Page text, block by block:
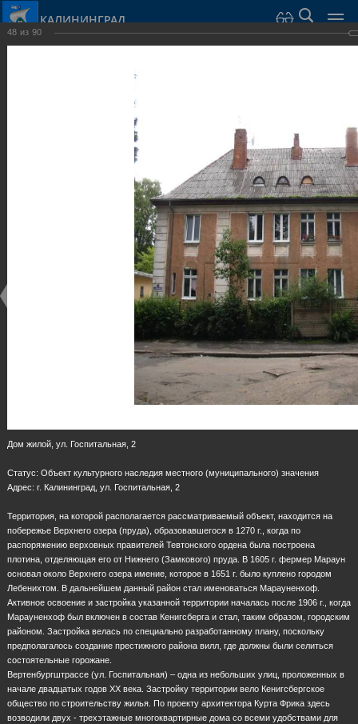
КАЛИНИНГРАД
Достопримечательности
48 из 90
Дом жилой, ул. Госпитальная, 2
Статус: Объект культурного наследия местного (муниципального) значения
Адрес: г. Калининград, ул. Госпитальная, 2
Территория, на которой располагается рассматриваемый объект, находится на
побережье Верхнего озера (пруда), образовавшегося в 1270 г., когда по
распоряжению верховных правителей Тевтонского ордена была построена
плотина, отделяющая его от Нижнего (Замкового) пруда. В 1605 г. фермер Мараун
основал около Верхнего озера имение, которое в 1651 г. было куплено городом
Лебенихтом. В дальнейшем данный район стал именоваться Марауненхоф.
Активное освоение и застройка указанной территории началась после 1906 г., когда
Марауненхоф был включен в состав Кенигсберга и стал, таким образом, городским
районом. Застройка велась по специально разработанному плану, поскольку
предполагалось создание престижного района вилл, где должны были селиться
состоятельные горожане.
Вертенбургштрассе (ул. Госпитальная) – одна из небольших улиц, проложенных в
начале двадцатых годов ХХ века. Застройку территории вело Кенигсбергское
общество по строительству жилья. По проекту архитектора Курта Фрика здесь
возводили двух - трехэтажные многоквартирные дома со всеми удобствами для